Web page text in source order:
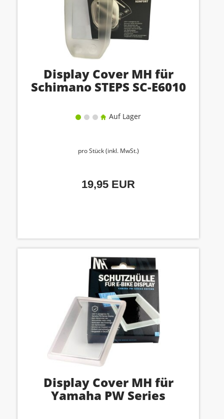
Display Cover MH für
Schimano STEPS SC-E6010
Auf Lager
pro Stück (inkl. MwSt.)
19,95 EUR
Display Cover MH für
Yamaha PW Series